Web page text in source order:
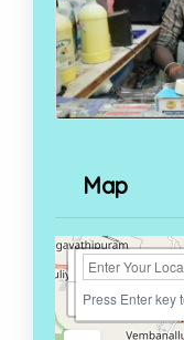
Map
+
−
Press Enter key